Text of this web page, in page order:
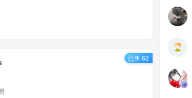
已售 62